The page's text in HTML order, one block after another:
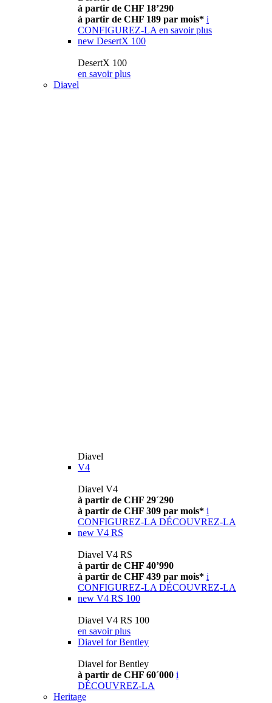
à partir de CHF 18’290
à partir de CHF 189 par mois* i
CONFIGUREZ-LA en savoir plus
new DesertX 100
DesertX 100
en savoir plus
Diavel
Diavel
V4
Diavel V4
à partir de CHF 29´290
à partir de CHF 309 par mois* i
CONFIGUREZ-LA DÉCOUVREZ-LA
new V4 RS
Diavel V4 RS
à partir de CHF 40’990
à partir de CHF 439 par mois* i
CONFIGUREZ-LA DÉCOUVREZ-LA
new V4 RS 100
Diavel V4 RS 100
en savoir plus
Diavel for Bentley
Diavel for Bentley
à partir de CHF 60´000 i
DÉCOUVREZ-LA
Heritage